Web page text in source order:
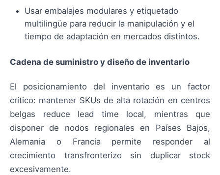
Usar embalajes modulares y etiquetado
multilingüe para reducir la manipulación y el
tiempo de adaptación en mercados distintos.
Cadena de suministro y diseño de inventario
El posicionamiento del inventario es un factor
crítico: mantener SKUs de alta rotación en centros
belgas reduce lead time local, mientras que
disponer de nodos regionales en Países Bajos,
Alemania o Francia permite responder al
crecimiento transfronterizo sin duplicar stock
excesivamente.